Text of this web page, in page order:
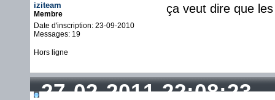
iziteam
Membre
Date d'inscription: 23-09-2010
Messages: 19
ça veut dire que
Hors ligne
27-02-2011 22:08:23